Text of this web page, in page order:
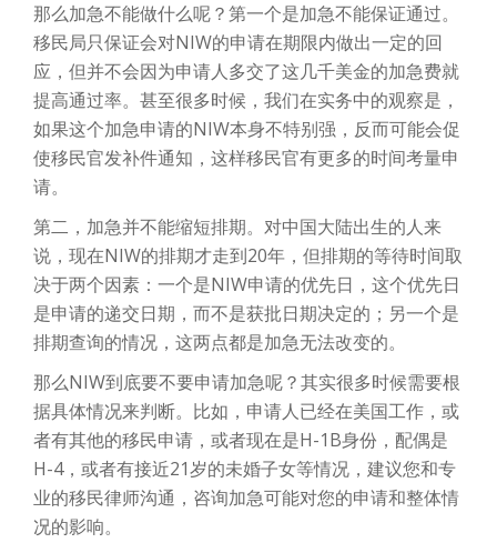
那么加急不能做什么呢？第一个是加急不能保证通过。
移民局只保证会对NIW的申请在期限内做出一定的回
应，但并不会因为申请人多交了这几千美金的加急费就
提高通过率。甚至很多时候，我们在实务中的观察是，
如果这个加急申请的NIW本身不特别强，反而可能会促
使移民官发补件通知，这样移民官有更多的时间考量申
请。
第二，加急并不能缩短排期。对中国大陆出生的人来
说，现在NIW的排期才走到20年，但排期的等待时间取
决于两个因素：一个是NIW申请的优先日，这个优先日
是申请的递交日期，而不是获批日期决定的；另一个是
排期查询的情况，这两点都是加急无法改变的。
那么NIW到底要不要申请加急呢？其实很多时候需要根
据具体情况来判断。比如，申请人已经在美国工作，或
者有其他的移民申请，或者现在是H-1B身份，配偶是
H-4，或者有接近21岁的未婚子女等情况，建议您和专
业的移民律师沟通，咨询加急可能对您的申请和整体情
况的影响。